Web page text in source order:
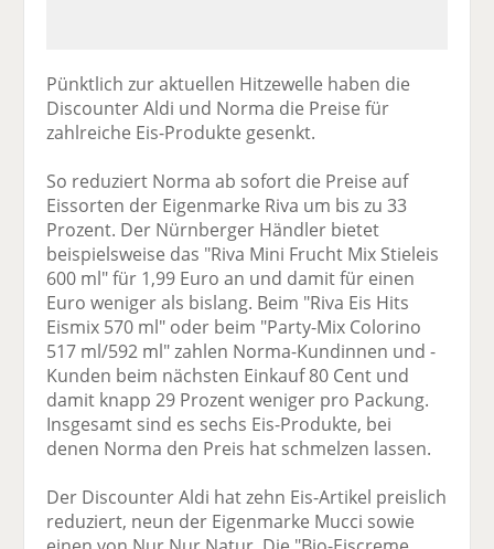
Pünktlich zur aktuellen Hitzewelle haben die
Discounter Aldi und Norma die Preise für
zahlreiche Eis-Produkte gesenkt.
So reduziert Norma ab sofort die Preise auf
Eissorten der Eigenmarke Riva um bis zu 33
Prozent. Der Nürnberger Händler bietet
beispielsweise das "Riva Mini Frucht Mix Stieleis
600 ml" für 1,99 Euro an und damit für einen
Euro weniger als bislang. Beim "Riva Eis Hits
Eismix 570 ml" oder beim "Party-Mix Colorino
517 ml/592 ml" zahlen Norma-Kundinnen und -
Kunden beim nächsten Einkauf 80 Cent und
damit knapp 29 Prozent weniger pro Packung.
Insgesamt sind es sechs Eis-Produkte, bei
denen Norma den Preis hat schmelzen lassen.
Der Discounter Aldi hat zehn Eis-Artikel preislich
reduziert, neun der Eigenmarke Mucci sowie